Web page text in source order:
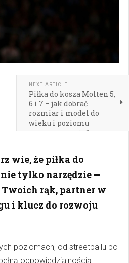
NEXT ARTICLE
Piłka do kosza Molten 5,
6 i 7 – jak dobrać
rozmiar i model do
wieku i poziomu
zaawansowania?
wie, że piłka do
tylko narzędzie —
Twoich rąk, partner w
i klucz do rozwoju
poziomach, od streetballu po
odpowiedzialnością